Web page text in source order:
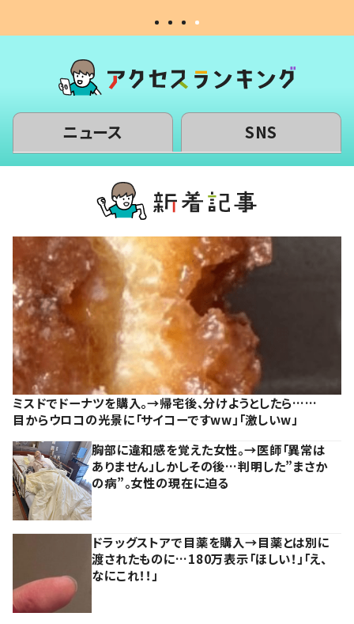
ニュース SNS
ミスドでドーナツを購入。→帰宅後、分けようとしたら……
目からウロコの光景に「サイコーですww」「激しいw」
胸部に違和感を覚えた女性。→医師「異常は
ありません」しかしその後…判明した”まさか
の病”。女性の現在に迫る
ドラッグストアで目薬を購入→目薬とは別に
渡されたものに…180万表示「ほしい！」「え、
なにこれ！！」